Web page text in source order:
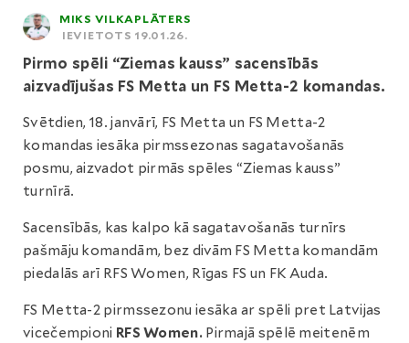
MIKS VILKAPLĀTERS
IEVIETOTS 19.01.26.
Pirmo spēli “Ziemas kauss” sacensībās
aizvadījušas FS Metta un FS Metta-2 komandas.
Svētdien, 18. janvārī, FS Metta un FS Metta-2
komandas iesāka pirmssezonas sagatavošanās
posmu, aizvadot pirmās spēles “Ziemas kauss”
turnīrā.
Sacensībās, kas kalpo kā sagatavošanās turnīrs
pašmāju komandām, bez divām FS Metta komandām
piedalās arī RFS Women, Rīgas FS un FK Auda.
FS Metta-2 pirmssezonu iesāka ar spēli pret Latvijas
vicečempioni RFS Women.Pirmajā spēlē meitenēm